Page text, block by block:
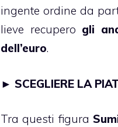
ingente ordine da
lieve recupero gli
dell’euro.
► SCEGLIERE LA
Tra questi figura